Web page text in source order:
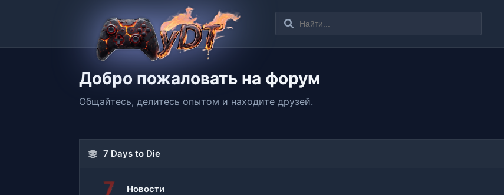
Добро пожаловать на форум
Общайтесь, делитесь опытом и находите друзей.
7 Days to Die
Новости